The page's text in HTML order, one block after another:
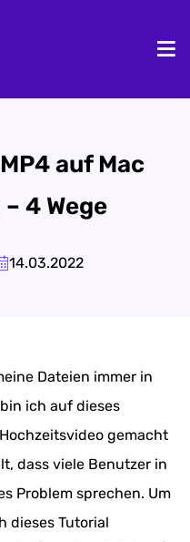
auf Mac
4 Wege
14.03.2022
Dateien immer in
ich auf dieses
gemacht
dass viele Benutzer in
Problem sprechen. Um
dieses Tutorial